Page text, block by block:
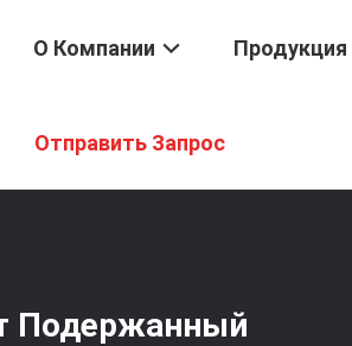
О Компании Продукция
Отправить Запрос
Автобус Тренера
Подержанный